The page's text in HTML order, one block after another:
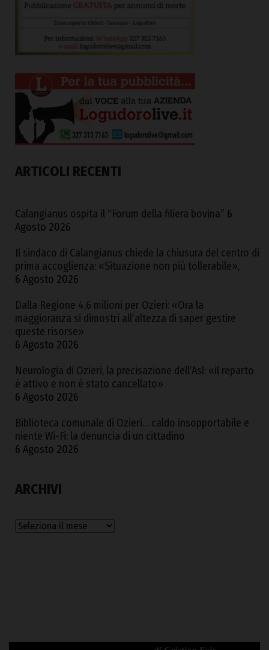
ARTICOLI RECENTI
Calangianus ospita il “Forum della filiera bovina” 6
Agosto 2026
Il sindaco di Calangianus chiede la chiusura del centro di
prima accoglienza: «Situazione non più tollerabile»,
6 Agosto 2026
Dalla Regione 4,6 milioni per Ozieri: «Ora la
maggioranza si dimostri all’altezza di saper gestire
queste risorse»
6 Agosto 2026
Neurologia di Ozieri, la precisazione dell’Asl: «il reparto
è attivo e non è stato cancellato»
6 Agosto 2026
Biblioteca comunale di Ozieri… caldo insopportabile e
niente Wi-Fi: la denuncia di un cittadino
6 Agosto 2026
ARCHIVI
Archivi